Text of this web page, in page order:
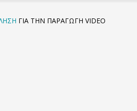
ΓΙΑ ΤΗΝ ΠΑΡΑΓΩΓΗ VIDEO